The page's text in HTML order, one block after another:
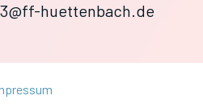
huettenbach.de